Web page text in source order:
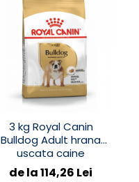
3 kg Royal Canin
Bulldog Adult hrana
uscata caine
de la 114,26 Lei